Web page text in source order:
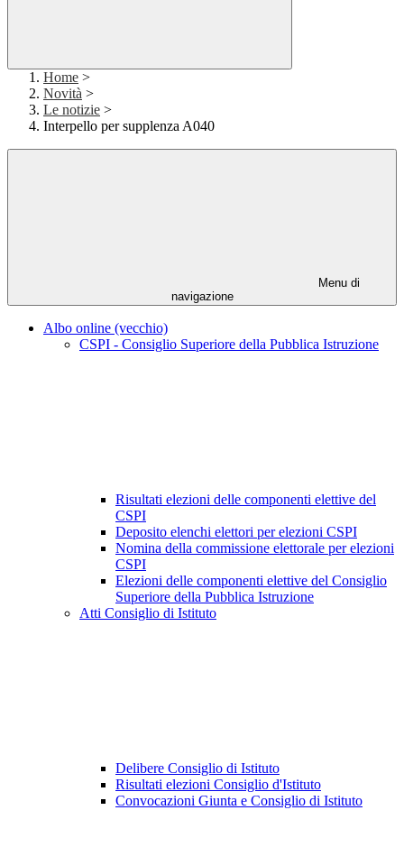
Home >
Novità >
Le notizie >
Interpello per supplenza A040
Menu di
navigazione
Albo online (vecchio)
CSPI - Consiglio Superiore della Pubblica Istruzione
Risultati elezioni delle componenti elettive del
CSPI
Deposito elenchi elettori per elezioni CSPI
Nomina della commissione elettorale per elezioni
CSPI
Elezioni delle componenti elettive del Consiglio
Superiore della Pubblica Istruzione
Atti Consiglio di Istituto
Delibere Consiglio di Istituto
Risultati elezioni Consiglio d'Istituto
Convocazioni Giunta e Consiglio di Istituto